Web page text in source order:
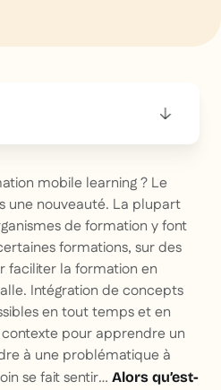
mobile learning ? Le
une nouveauté. La plupart
de formation y font
formations, sur des
faciliter la formation en
Intégration de concepts
en tout temps et en
pour apprendre un
à une problématique à
se fait sentir… Alors qu’est-